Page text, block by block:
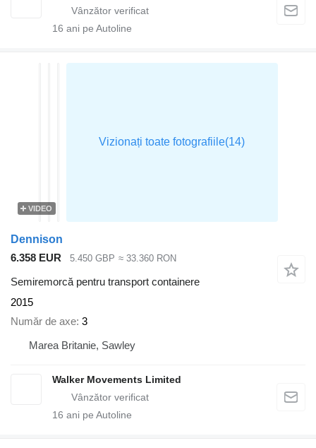
16 ani pe Autoline
VIDEO
Dennison
6.358 EUR
5.450 GBP ≈ 33.360 RON
Semiremorcă pentru transport containere
2015
Număr de axe 3
Marea Britanie, Sawley
Walker Movements Limited
16 ani pe Autoline